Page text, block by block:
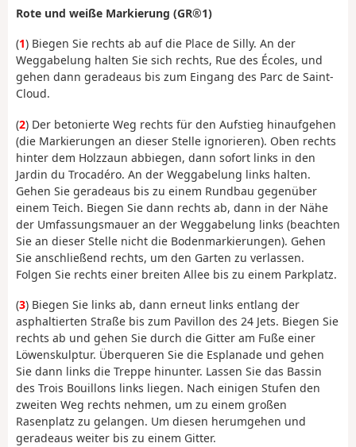
Rote und weiße Markierung (GR®1)
(1) Biegen Sie rechts ab auf die Place de Silly. An der
Weggabelung halten Sie sich rechts, Rue des Écoles, und
gehen dann geradeaus bis zum Eingang des Parc de Saint-
Cloud.
(2) Der betonierte Weg rechts für den Aufstieg hinaufgehen
(die Markierungen an dieser Stelle ignorieren). Oben rechts
hinter dem Holzzaun abbiegen, dann sofort links in den
Jardin du Trocadéro. An der Weggabelung links halten.
Gehen Sie geradeaus bis zu einem Rundbau gegenüber
einem Teich. Biegen Sie dann rechts ab, dann in der Nähe
der Umfassungsmauer an der Weggabelung links (beachten
Sie an dieser Stelle nicht die Bodenmarkierungen). Gehen
Sie anschließend rechts, um den Garten zu verlassen.
Folgen Sie rechts einer breiten Allee bis zu einem Parkplatz.
(3) Biegen Sie links ab, dann erneut links entlang der
asphaltierten Straße bis zum Pavillon des 24 Jets. Biegen Sie
rechts ab und gehen Sie durch die Gitter am Fuße einer
Löwenskulptur. Überqueren Sie die Esplanade und gehen
Sie dann links die Treppe hinunter. Lassen Sie das Bassin
des Trois Bouillons links liegen. Nach einigen Stufen den
zweiten Weg rechts nehmen, um zu einem großen
Rasenplatz zu gelangen. Um diesen herumgehen und
geradeaus weiter bis zu einem Gitter.